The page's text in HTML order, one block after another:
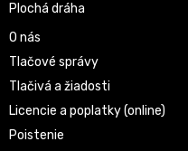
Plochá dráha
O nás
Tlačové správy
Tlačivá a žiadosti
Licencie a poplatky (online)
Poistenie